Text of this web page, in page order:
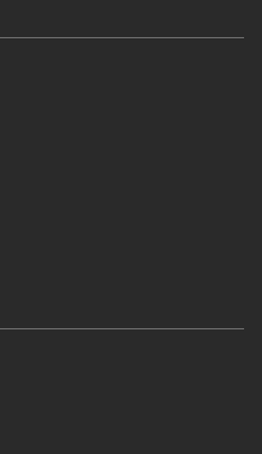
い場合がございます。あらか